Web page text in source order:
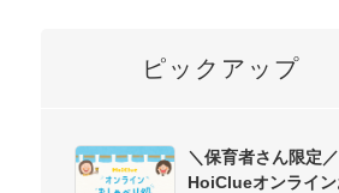
ピックアップ
＼保育者さん限定／
HoiClueオンライ